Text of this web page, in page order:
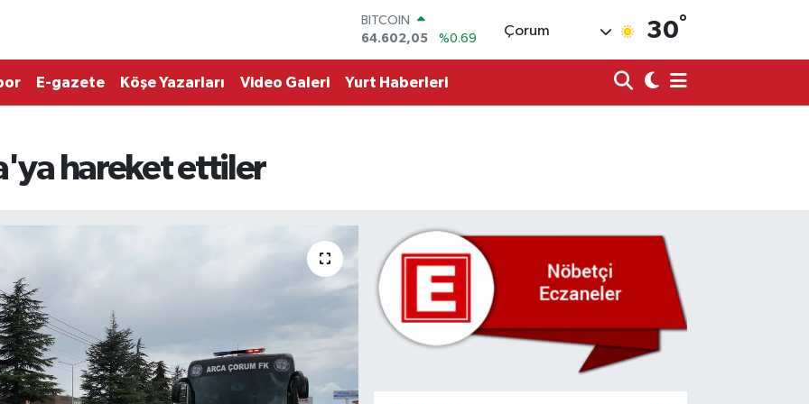
DOLAR
47,5986
%0.06
EURO
55,0700
%0.1
Çorum 30°
E-gazete Köşe Yazarları Video Galeri Yurt Haberleri
hareket ettiler